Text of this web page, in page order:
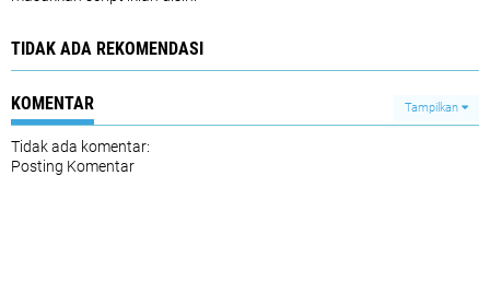
TIDAK ADA REKOMENDASI
KOMENTAR Tampilkan
Tidak ada komentar:
Posting Komentar